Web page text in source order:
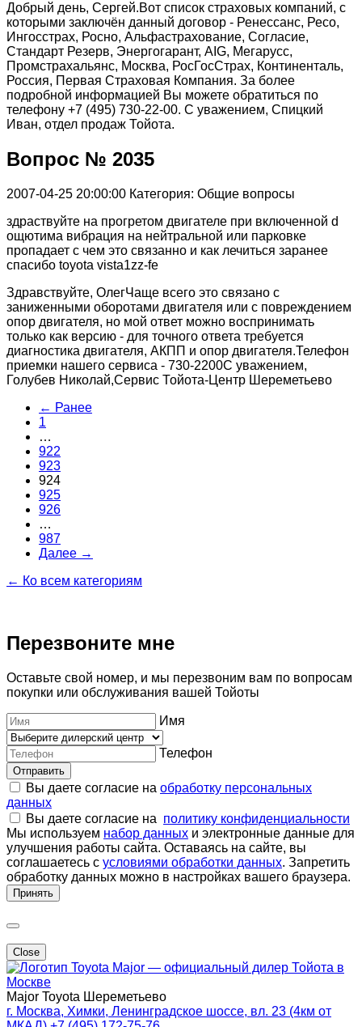
Добрый день, Сергей.Вот список страховых компаний, с
которыми заключён данный договор - Ренессанс, Ресо,
Ингосстрах, Росно, Альфастрахование, Согласие,
Стандарт Резерв, Энергогарант, AIG, Мегарусс,
Промстрахальянс, Москва, РосГосСтрах, Континенталь,
Россия, Первая Страховая Компания. За более
подробной информацией Вы можете обратиться по
телефону +7 (495) 730-22-00. С уважением, Спицкий
Иван, отдел продаж Тойота.
Вопрос № 2035
2007-04-25 20:00:00 Категория: Общие вопросы
здраствуйте на прогретом двигателе при включенной d
ощютима вибрация на нейтральной или парковке
пропадает с чем это связанно и как лечиться заранее
спасибо toyota vista1zz-fe
Здравствуйте, ОлегЧаще всего это связано с
заниженными оборотами двигателя или с повреждением
опор двигателя, но мой ответ можно воспринимать
только как версию - для точного ответа требуется
диагностика двигателя, АКПП и опор двигателя.Телефон
приемки нашего сервиса - 730-2200С уважением,
Голубев Николай,Сервис Тойота-Центр Шереметьево
← Ранее
1
…
922
923
924
925
926
…
987
Далее →
← Ко всем категориям
Перезвоните мне
Оставьте свой номер, и мы перезвоним вам по вопросам
покупки или обслуживания вашей Тойоты
Имя
Телефон
Отправить
Вы даете согласие на обработку персональных
данных
Вы даете согласие на политику конфиденциальности
Мы используем набор данных и электронные данные для
улучшения работы сайта. Оставаясь на сайте, вы
соглашаетесь с условиями обработки данных. Запретить
обработку данных можно в настройках вашего браузера.
Принять
Close
Major — официальный дилер Тойота в
Москве
Major Toyota Шереметьево
г. Москва, Химки, Ленинградское шоссе, вл. 23 (4км от